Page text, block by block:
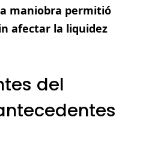
maniobra permitió
afectar la liquidez
del